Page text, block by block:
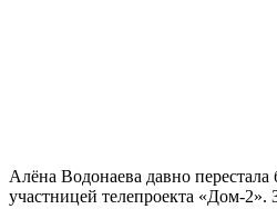
Алёна Водонаева давно
участницей телепроекта «Дом-